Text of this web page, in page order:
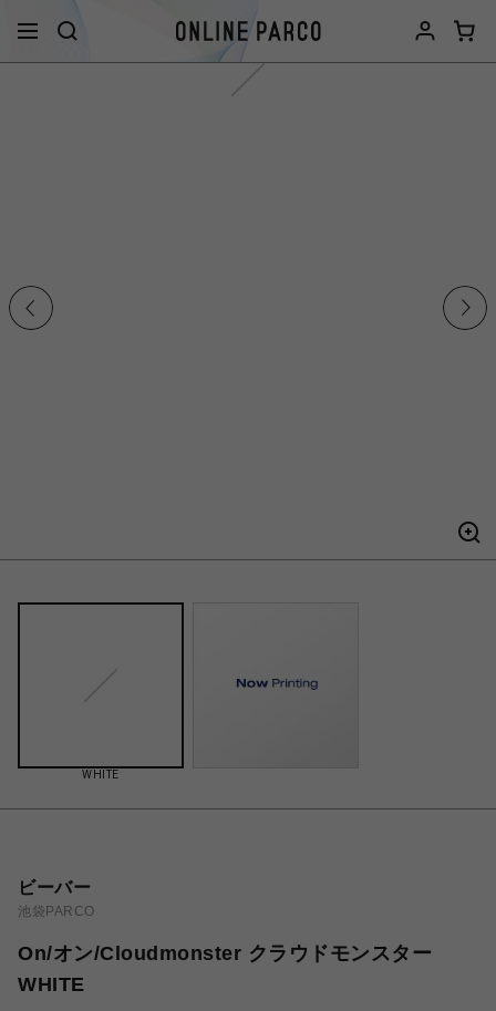
WHITE
ビーバー
池袋PARCO
On/オン/Cloudmonster クラウドモンスター
WHITE